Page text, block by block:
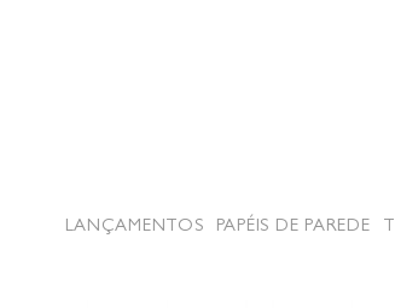
LANÇAMENTOS PAPÉIS DE PAREDE